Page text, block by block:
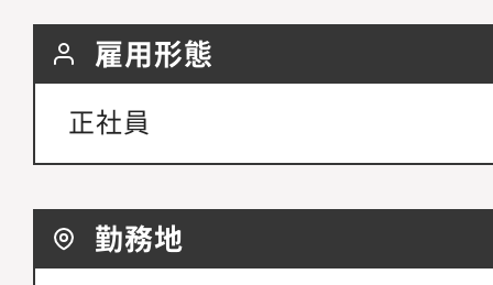
雇用形態
正社員
勤務地